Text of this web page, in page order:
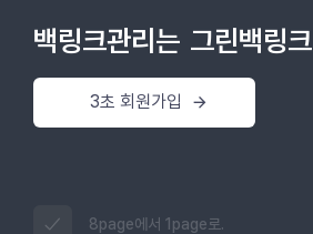
백링크관리는 그린백링크
3초 회원가입
8page에서 1page로.